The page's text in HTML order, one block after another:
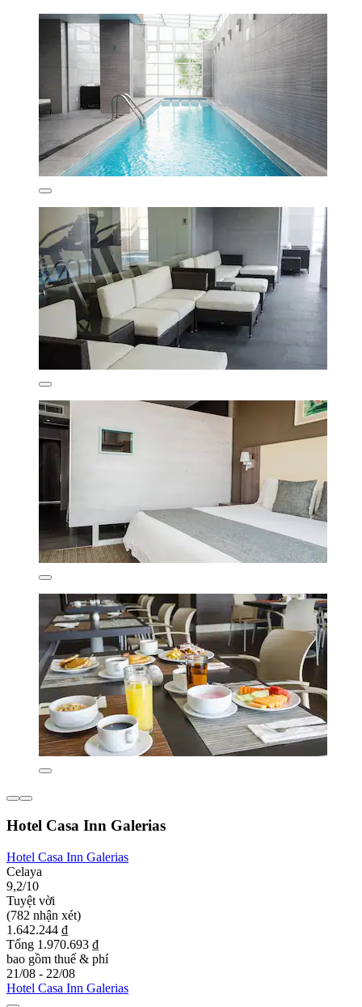
Hotel Casa Inn Galerias
Hotel Casa Inn Galerias
Celaya
9,2/10
Tuyệt vời
(782 nhận xét)
1.642.244 ₫
Tổng 1.970.693 ₫
bao gồm thuế & phí
21/08 - 22/08
Hotel Casa Inn Galerias